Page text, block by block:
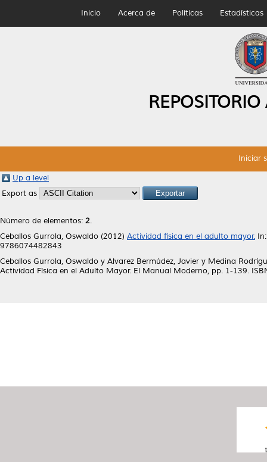
Inicio Acerca de Políticas Estadísticas
Iniciar
Up a level
Export as
Número de elementos: 2.
Ceballos Gurrola, Oswaldo (2012) Actividad física en el adulto mayor.
9786074482843
Ceballos Gurrola, Oswaldo y Alvarez Bermúdez, Javier y Medina
Actividad Física en el Adulto Mayor. El Manual Moderno, pp. 1-139.